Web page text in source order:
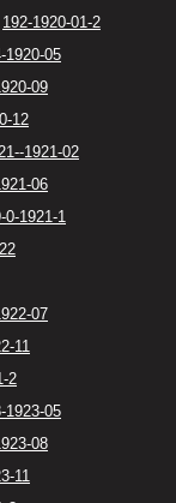
192-1920-01-2
1920-05
09
12
1921-02
06
0-1921-1
07
11
2
1923-05
08
11